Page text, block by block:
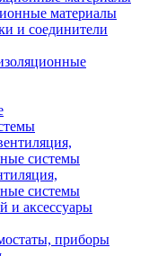
материалы
и соединители
системы
и аксессуары
приборы